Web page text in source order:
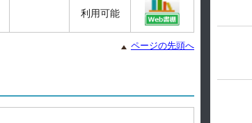
利用可能
ページの先頭へ